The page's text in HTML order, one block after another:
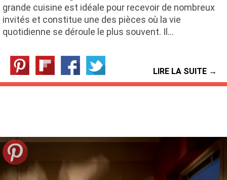
grande cuisine est idéale pour recevoir de nombreux
invités et constitue une des pièces où la vie
quotidienne se déroule le plus souvent. Il…
LIRE LA SUITE →